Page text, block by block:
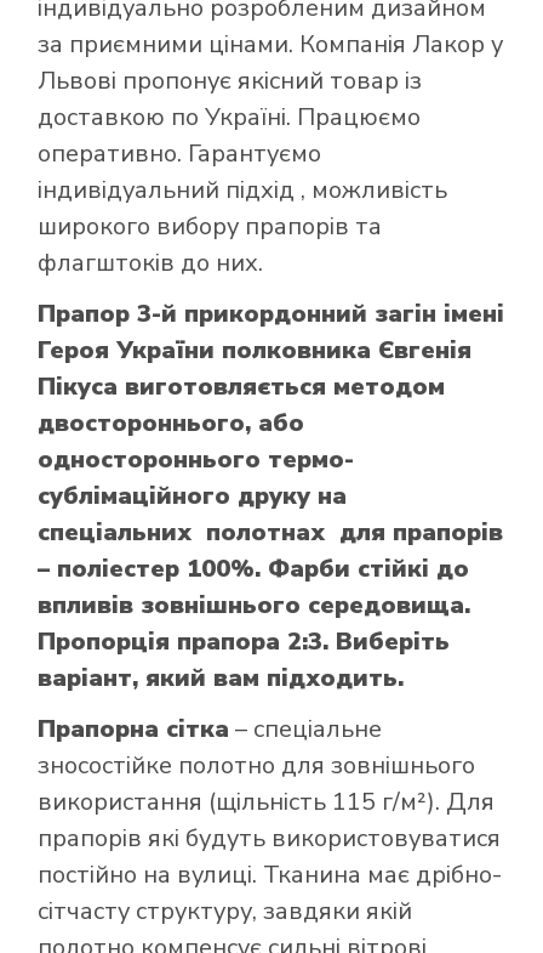
індивідуально розробленим дизайном
за приємними цінами. Компанія Лакор у
Львові пропонує якісний товар із
доставкою по Україні. Працюємо
оперативно. Гарантуємо
індивідуальний підхід , можливість
широкого вибору прапорів та
флагштоків до них.
Прапор 3-й прикордонний загін імені
Героя України полковника Євгенія
Пікуса виготовляється методом
двостороннього, або
одностороннього термо-
сублімаційного друку на
спеціальних полотнах для прапорів
– поліестер 100%. Фарби стійкі до
впливів зовнішнього середовища.
Пропорція прапора 2:3. Виберіть
варіант, який вам підходить.
Прапорна сітка – спеціальне
зносостійке полотно для зовнішнього
використання (щільність 115 г/м²). Для
прапорів які будуть використовуватися
постійно на вулиці. Тканина має дрібно-
сітчасту структуру, завдяки якій